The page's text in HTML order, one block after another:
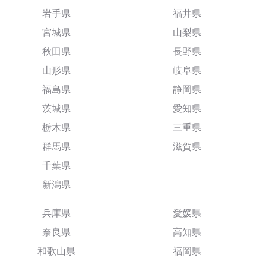
岩手県
宮城県
秋田県
山形県
福島県
茨城県
栃木県
群馬県
千葉県
新潟県
福井県
山梨県
長野県
岐阜県
静岡県
愛知県
三重県
滋賀県
兵庫県
奈良県
和歌山県
愛媛県
高知県
福岡県